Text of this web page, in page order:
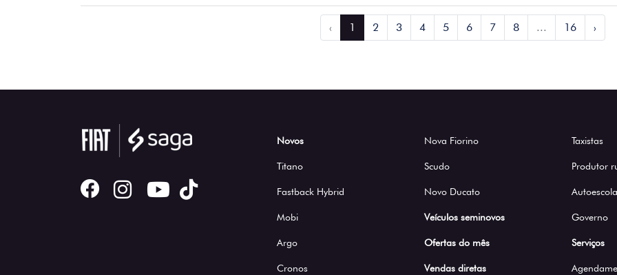
‹ 1 2 3 4 5 6 7 8 ... 16 ›
Novos
Titano
Fastback Hybrid
Mobi
Argo
Cronos
Nova Fiorino
Scudo
Novo Ducato
Veículos seminovos
Ofertas do mês
Vendas diretas
Taxistas
Produtor
Governo
Serviços